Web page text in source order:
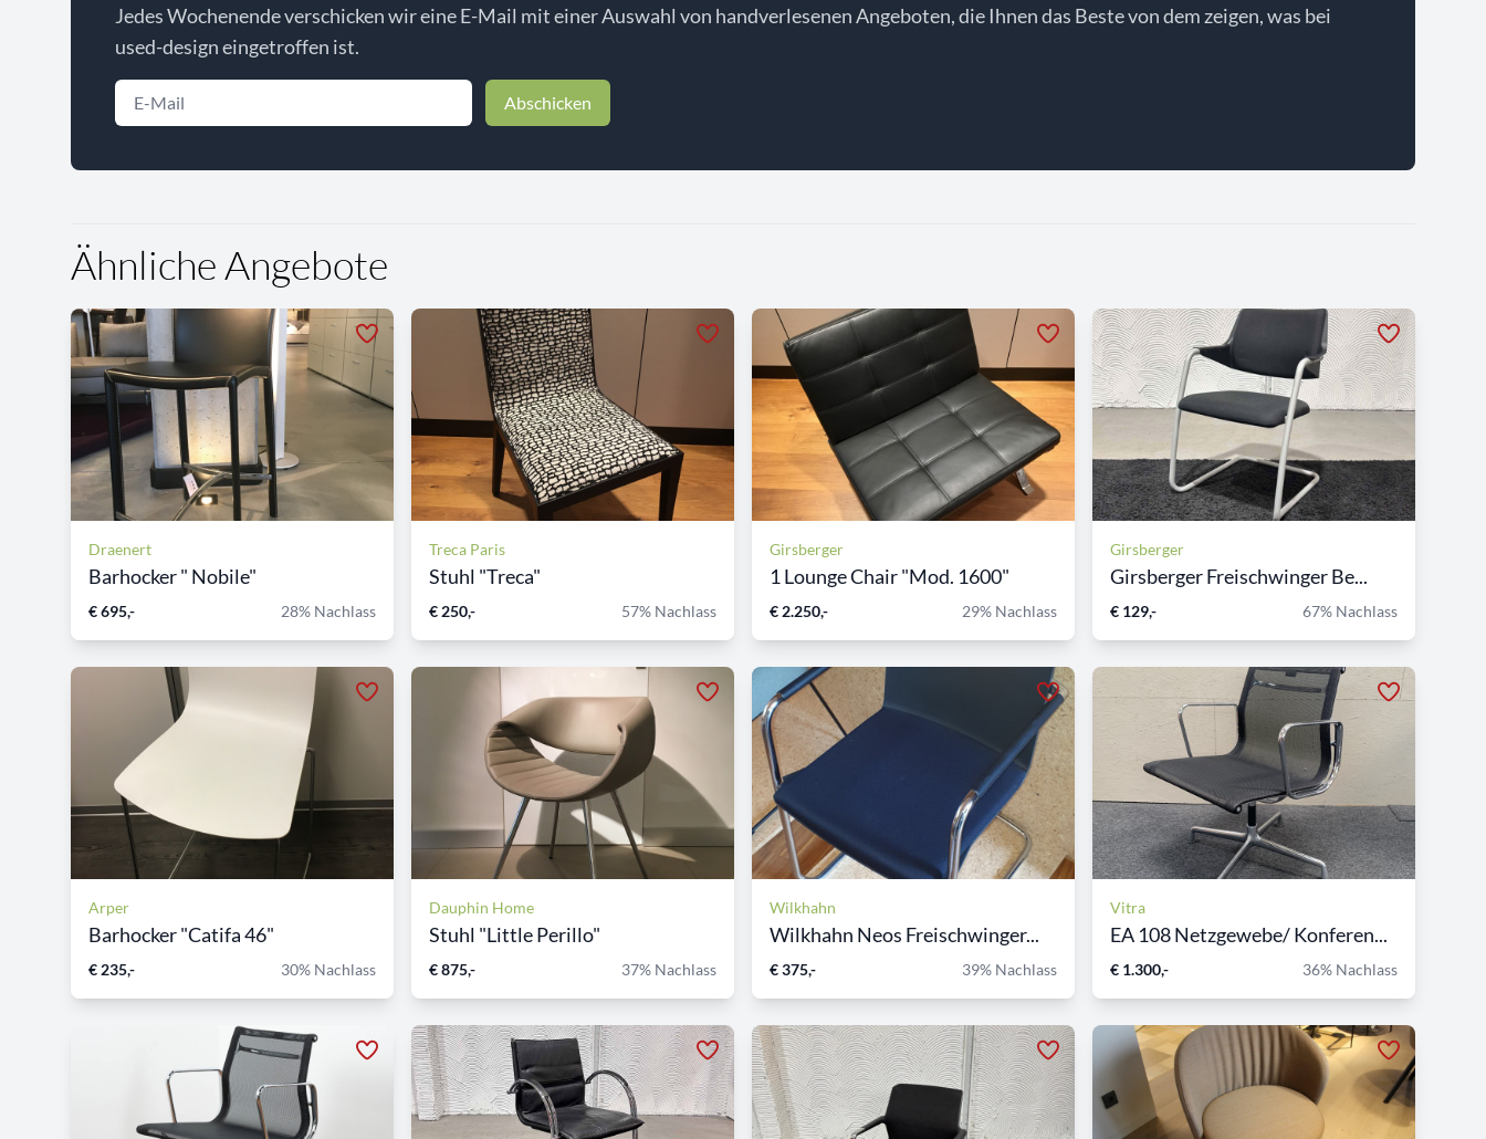
Jedes Wochenende verschicken wir eine E-Mail mit einer Auswahl von handverlesenen Angeboten, die Ihnen das Beste von dem zeigen, was bei
used-design eingetroffen ist.
Abschicken
Ähnliche Angebote
Draenert
Barhocker " Nobile"
€ 695,- 28% Nachlass
Treca Paris
Stuhl "Treca"
€ 250,- 57% Nachlass
Girsberger
1 Lounge Chair "Mod. 1600"
€ 2.250,- 29% Nachlass
Girsberger
Girsberger Freischwinger Be...
€ 129,- 67% Nachlass
Arper
Barhocker "Catifa 46"
€ 235,- 30% Nachlass
Dauphin Home
Stuhl "Little Perillo"
€ 875,- 37% Nachlass
Wilkhahn
Wilkhahn Neos Freischwinger...
€ 375,- 39% Nachlass
Vitra
EA 108 Netzgewebe/ Konferen...
€ 1.300,- 36% Nachlass